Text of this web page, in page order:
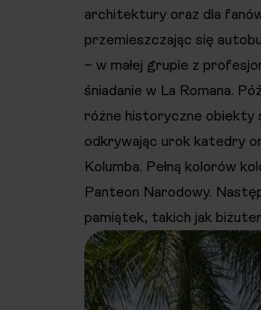
architektury oraz dla
przemieszczając się
– w małej grupie z
śniadanie w La Romana.
różne historyczne obiekty
odkrywając urok katedry
Kolumba. Pełną kolorów
Panteon Narodowy.
pamiątek, takich jak